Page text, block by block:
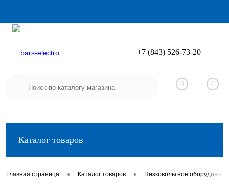
Вход
+7 (843) 526-73-20
0 0
Каталог товаров
Главная страница • Каталог товаров • Низковольтное